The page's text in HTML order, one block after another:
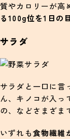
質やカロリーが高
る100g位を1日の
サラダ
サラダと一口に言
ん、キノコが入っ
の、などさまざま
いずれも食物繊維